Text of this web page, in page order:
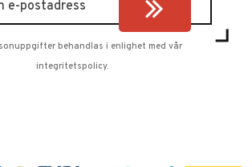
behandlas i enlighet med vår
integritetspolicy.